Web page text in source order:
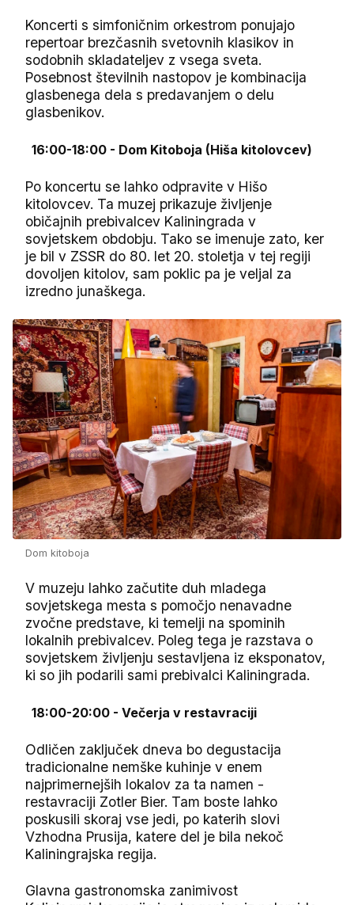
Koncerti s simfoničnim orkestrom ponujajo
repertoar brezčasnih svetovnih klasikov in
sodobnih skladateljev z vsega sveta.
Posebnost številnih nastopov je kombinacija
glasbenega dela s predavanjem o delu
glasbenikov.
16:00-18:00 - Dom Kitoboja (Hiša kitolovcev)
Po koncertu se lahko odpravite v Hišo
kitolovcev. Ta muzej prikazuje življenje
običajnih prebivalcev Kaliningrada v
sovjetskem obdobju. Tako se imenuje zato, ker
je bil v ZSSR do 80. let 20. stoletja v tej regiji
dovoljen kitolov, sam poklic pa je veljal za
izredno junaškega.
Dom kitoboja
V muzeju lahko začutite duh mladega
sovjetskega mesta s pomočjo nenavadne
zvočne predstave, ki temelji na spominih
lokalnih prebivalcev. Poleg tega je razstava o
sovjetskem življenju sestavljena iz eksponatov,
ki so jih podarili sami prebivalci Kaliningrada.
18:00-20:00 - Večerja v restavraciji
Odličen zaključek dneva bo degustacija
tradicionalne nemške kuhinje v enem
najprimernejših lokalov za ta namen -
restavraciji Zotler Bier. Tam boste lahko
poskusili skoraj vse jedi, po katerih slovi
Vzhodna Prusija, katere del je bila nekoč
Kaliningrajska regija.
Glavna gastronomska zanimivost